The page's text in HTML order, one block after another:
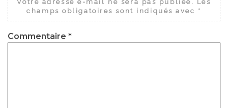
Votre adresse e-mail ne sera pas publiée. Les
champs obligatoires sont indiqués avec *
Commentaire *